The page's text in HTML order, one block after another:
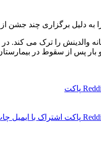
به دلیل برگزاری چند
را ترک می کند. در
پس از سقوط در
پاکت
پاکت اشتراک با ایمیل